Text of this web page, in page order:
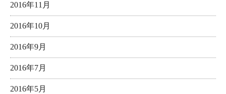
2016年11月
2016年10月
2016年9月
2016年7月
2016年5月